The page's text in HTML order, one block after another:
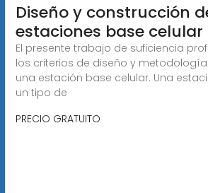
Diseño y construcción
estaciones base celular
El presente trabajo de suficiencia
los criterios de diseño y
una estación base celular. Una
un tipo de
PRECIO GRATUITO